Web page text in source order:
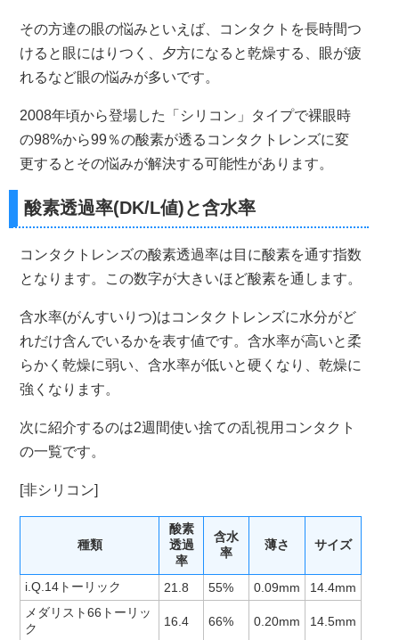
その方達の眼の悩みといえば、コンタクトを長時間つ
けると眼にはりつく、夕方になると乾燥する、眼が疲
れるなど眼の悩みが多いです。
2008年頃から登場した「シリコン」タイプで裸眼時
の98%から99％の酸素が透るコンタクトレンズに変
更するとその悩みが解決する可能性があります。
酸素透過率(DK/L値)と含水率
コンタクトレンズの酸素透過率は目に酸素を通す指数
となります。この数字が大きいほど酸素を通します。
含水率(がんすいりつ)はコンタクトレンズに水分がど
れだけ含んでいるかを表す値です。含水率が高いと柔
らかく乾燥に弱い、含水率が低いと硬くなり、乾燥に
強くなります。
次に紹介するのは2週間使い捨ての乱視用コンタクト
の一覧です。
[非シリコン]
種類
酸素
透過
率
含水
率
薄さ サイズ
i.Q.14トーリック 21.8 55% 0.09mm
14.4mm
メダリスト66トーリッ
ク
16.4 66% 0.20mm 14.5mm